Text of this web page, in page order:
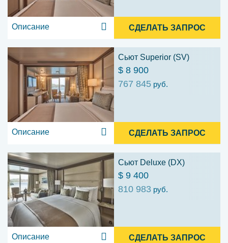
Описание СДЕЛАТЬ ЗАПРОС
Сьют Superior (SV)
$ 8 900
767 845 руб.
Описание СДЕЛАТЬ ЗАПРОС
Сьют Deluxe (DX)
$ 9 400
810 983 руб.
Описание СДЕЛАТЬ ЗАПРОС